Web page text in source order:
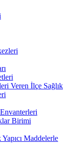
Veren İlçe Sağlık
Birimi
Maddelerle